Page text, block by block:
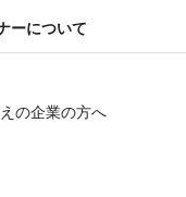
ーについて
の企業の方へ